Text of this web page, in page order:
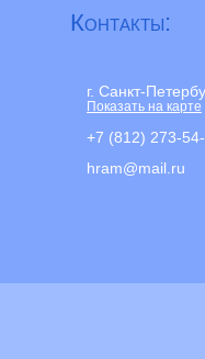
Контакты:
г. Санкт-
Показать на карте
+7 (812) 273-
hram@mail.ru